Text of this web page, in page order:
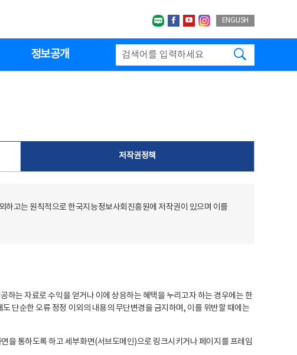
네이버블로그
페이스북
유투브인스타그랩
ENGLISH
정보공개
저작권정책
고는 원칙적으로 한국지능정보사회진흥원에 저작권이 있으며 이를
하는 자료로 수익을 얻거나 이에 상응하는 혜택을 누리고자 하는 경우에는 한
단순한 오류 정정 이외의 내용의 무단변경을 금지하며, 이를 위반할 때에는
을 통하도록 하고 세부화면(서브도메인)으로 링크시키거나 페이지를 프레임